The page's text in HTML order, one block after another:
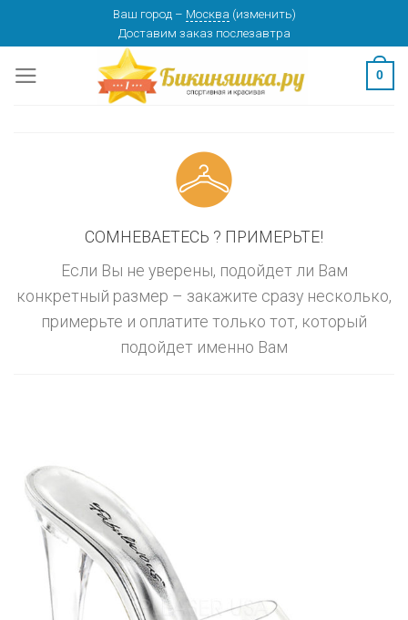
content
Ваш город – Москва (изменить)
Доставим заказ послезавтра
0
СОМНЕВАЕТЕСЬ ? ПРИМЕРЬТЕ!
Если Вы не уверены, подойдет ли Вам
конкретный размер – закажите сразу несколько,
примерьте и оплатите только тот, который
подойдет именно Вам
изменить